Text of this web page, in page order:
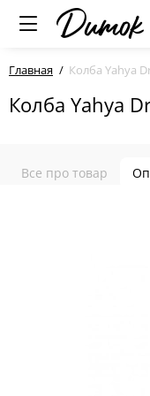
Главная Колба Yahya
Колба Yahya
Все про товар